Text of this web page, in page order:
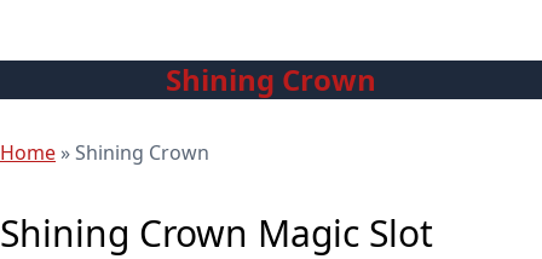
Shining Crown
Home »Shining Crown
Shining Crown Magic Slot